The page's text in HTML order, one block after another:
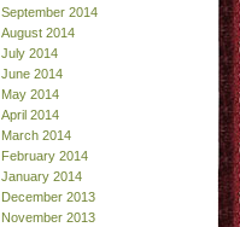
September 2014
August 2014
July 2014
June 2014
May 2014
April 2014
March 2014
February 2014
January 2014
December 2013
November 2013